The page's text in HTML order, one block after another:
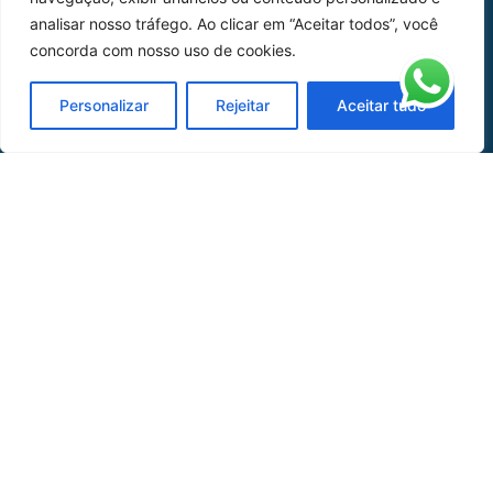
analisar nosso tráfego. Ao clicar em “Aceitar todos”, você
concorda com nosso uso de cookies.
Personalizar Rejeitar Aceitar tudo
Peças
Catálogo de Aplicações
Oficina de Mangueiras